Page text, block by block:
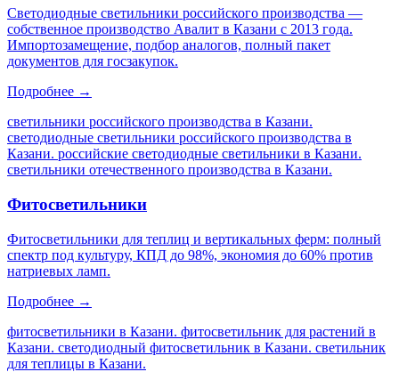
Светодиодные светильники российского производства —
собственное производство Авалит в Казани с 2013 года.
Импортозамещение, подбор аналогов, полный пакет
документов для госзакупок.
Подробнее →
светильники российского производства в Казани.
светодиодные светильники российского производства в
Казани. российские светодиодные светильники в Казани.
светильники отечественного производства в Казани.
Фитосветильники
Фитосветильники для теплиц и вертикальных ферм: полный
спектр под культуру, КПД до 98%, экономия до 60% против
натриевых ламп.
Подробнее →
фитосветильники в Казани. фитосветильник для растений в
Казани. светодиодный фитосветильник в Казани. светильник
для теплицы в Казани.